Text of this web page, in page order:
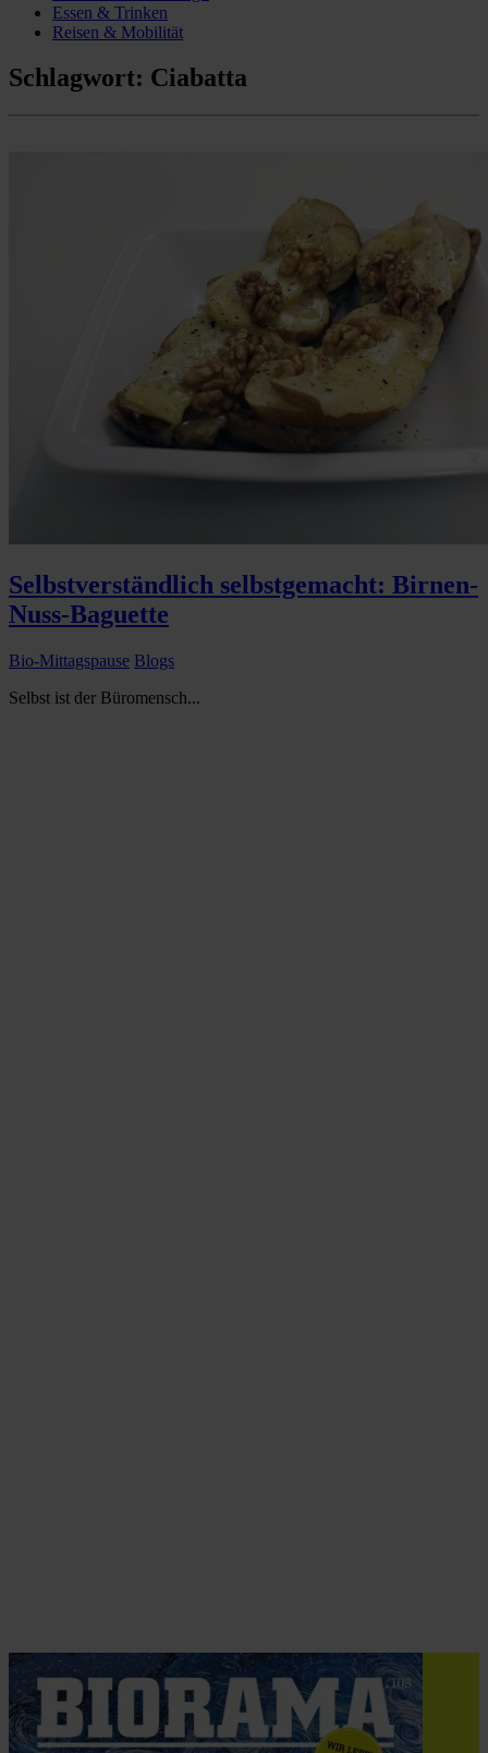
Essen & Trinken
Reisen & Mobilität
Schlagwort: Ciabatta
Selbstverständlich selbstgemacht: Birnen-
Nuss-Baguette
Bio-Mittagspause Blogs
Selbst ist der Büromensch...